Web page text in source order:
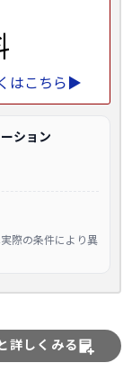
はこちら▶
ション
際の条件により異
詳しくみる